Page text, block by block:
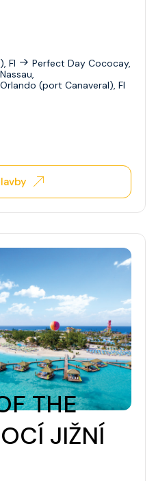
Fl
Perfect Day Cococay,
Nassau,
Orlando (port Canaveral), Fl
THE
JIŽNÍ